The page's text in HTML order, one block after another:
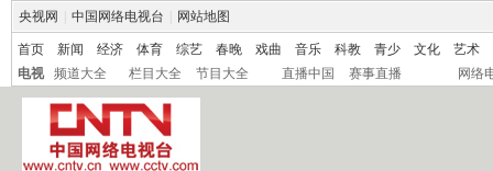
央视网 中国网络电视台 网站地图
首页 新闻 经济 体育 综艺 春晚 戏曲 音乐 科教 青少 文化
艺术
电视
频道大全 栏目大全 节目大全 直播中国 赛事直播 网络